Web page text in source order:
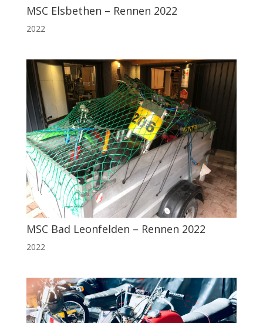
MSC Elsbethen – Rennen 2022
2022
MSC Bad Leonfelden – Rennen 2022
2022